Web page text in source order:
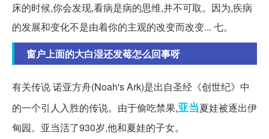
床的时候,你会发现,看病是病的思维,并不可取。因为,疾病
的发展和变化不是由着你的主观的改变而改变... 七。
窗户上面的大白湿还发莓怎么回事呀
有关传说 诺亚方舟(Noah's Ark)是出自圣经《创世纪》中
的一个引人入胜的传说。由于偷吃禁果,亚当夏娃被逐出伊
甸园。亚当活了930岁,他和夏娃的子女。